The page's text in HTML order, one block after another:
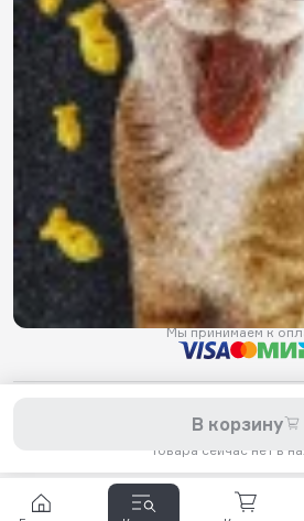
В корзину
Товара сейчас нет в
8 800 200-11-
Задать вопрос в
5,0
Рейтинг магазина
Мы принимаем к
самокатов, запчастей для самокатов,
одежды и обуви.